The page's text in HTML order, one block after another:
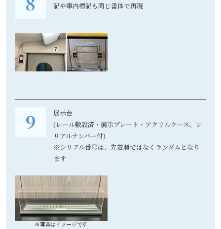
記や車内標記も同じ書体で再現
展示台
(レール敷設済・展示プレート・アクリルケース、シ
リアルナンバー付)
※シリアル番号は、先着順ではなくランダムとなり
ます